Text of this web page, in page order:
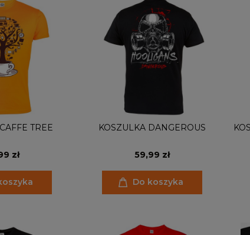
TREE
zł
KOSZULKA DANGEROUS
59,99 zł
Do koszyka